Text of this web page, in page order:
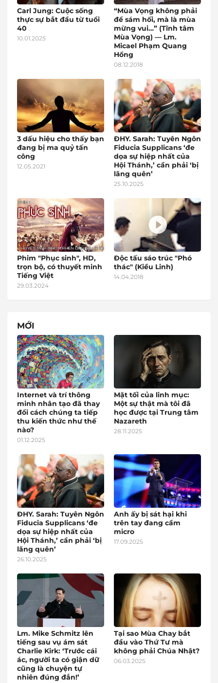
Carl Jung: Cuộc sống
thực sự bắt đầu từ tuổi
40
10.01.2025
“Mùa Vọng không phải
để sám hối, mà là mùa
mừng vui…” (Tĩnh tâm
Mùa Vọng) — Lm.
Micael Phạm Quang
Hồng
08.12.2018
3 dấu hiệu cho thấy bạn
đang bị ma quỷ tấn
công
12.05.2021
ĐHY. Sarah: Tuyên Ngôn
Fiducia Supplicans ‘đe
dọa sự hiệp nhất của
Hội Thánh,’ cần phải ‘bị
lãng quên’
25.10.2025
Phim "Phục sinh", HD,
trọn bộ, có thuyết minh
Tiếng Việt
29.03.2024
Độc tấu sáo trúc "Phó
thác" (Kiều Linh)
14.04.2018
MỚI
Internet và trí thông
minh nhân tạo đã thay
đổi cách chúng ta tiếp
thu kiến thức như thế
nào?
01.12.2025
Mặt tối của linh mục:
Một sự thật mà tôi đã
học được tại Trung tâm
Nazareth
28.11.2025
ĐHY. Sarah: Tuyên Ngôn
Fiducia Supplicans ‘đe
dọa sự hiệp nhất của
Hội Thánh,’ cần phải ‘bị
lãng quên’
26.10.2025
Anh ấy bị sát hại khi
trên tay đang cầm
micro
17.09.2025
Lm. Mike Schmitz lên
tiếng sau vụ ám sát
Charlie Kirk: ‘Trước cái
ác, người ta có giận dữ
cũng là chuyện tự
nhiên đúng đắn!’
Tại sao Mùa Chay bắt
đầu vào Thứ Tư mà
không phải Chúa Nhật?
06.03.2025